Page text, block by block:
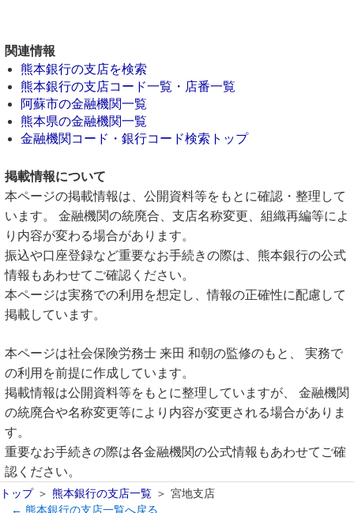
関連情報
熊本銀行の支店を検索
熊本銀行の支店コード一覧・店番一覧
阿蘇市の金融機関一覧
熊本県の金融機関一覧
金融機関コード・銀行コード検索トップ
掲載情報について
本ページの掲載情報は、公開資料等をもとに確認・整理して
います。 金融機関の統廃合、支店名称変更、組織再編等によ
り内容が変わる場合があります。
振込や口座登録など重要なお手続きの際は、熊本銀行の公式
情報もあわせてご確認ください。
本ページは実務での利用を想定し、情報の正確性に配慮して
掲載しています。
本ページは社会保険労務士 来田 和朝の監修のもと、 実務で
の利用を前提に作成しています。
掲載情報は公開資料等をもとに整理していますが、 金融機関
の統廃合や名称変更等により内容が変更される場合がありま
す。
重要なお手続きの際は各金融機関の公式情報もあわせてご確
認ください。
トップ 熊本銀行の支店一覧
宮地支店
← 熊本銀行の支店一覧へ戻る